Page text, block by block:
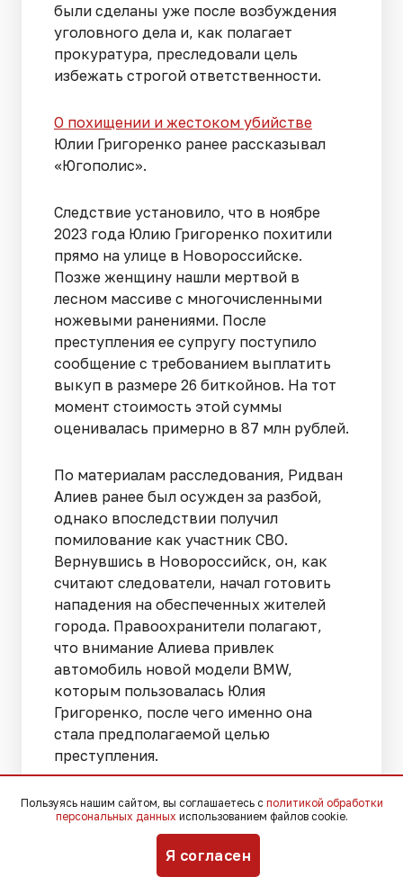
были сделаны уже после возбуждения
уголовного дела и, как полагает
прокуратура, преследовали цель
избежать строгой ответственности.
О похищении и жестоком убийстве
Юлии Григоренко ранее рассказывал
«Югополис».
Следствие установило, что в ноябре
2023 года Юлию Григоренко похитили
прямо на улице в Новороссийске.
Позже женщину нашли мертвой в
лесном массиве с многочисленными
ножевыми ранениями. После
преступления ее супругу поступило
сообщение с требованием выплатить
выкуп в размере 26 биткойнов. На тот
момент стоимость этой суммы
оценивалась примерно в 87 млн рублей.
По материалам расследования, Ридван
Алиев ранее был осужден за разбой,
однако впоследствии получил
помилование как участник СВО.
Вернувшись в Новороссийск, он, как
считают следователи, начал готовить
нападения на обеспеченных жителей
города. Правоохранители полагают,
что внимание Алиева привлек
автомобиль новой модели BMW,
которым пользовалась Юлия
Григоренко, после чего именно она
стала предполагаемой целью
преступления.
Сами Карен Тороян и Ашот Агаян
утверждают, что Алиев убедил их
представившись руководителем
Пользуясь нашим сайтом, вы соглашаетесь с политикой обработки
персональных данных использованием файлов cookie.
Я согласен